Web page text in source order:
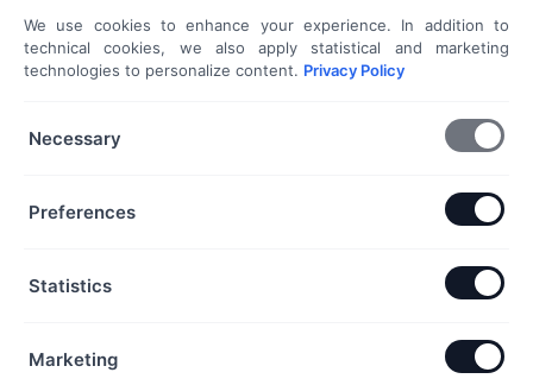
Shoprenter / Unas webshop készítés
Hideg e-mail megkeresés
További szolgáltatások...
+36 20 453 3533
Iroda:
We use cookies to enhance your experience. In addition to
technical cookies, we also apply statistical and marketing
technologies to personalize content. Privacy Policy
Necessary
Preferences
Statistics
Marketing